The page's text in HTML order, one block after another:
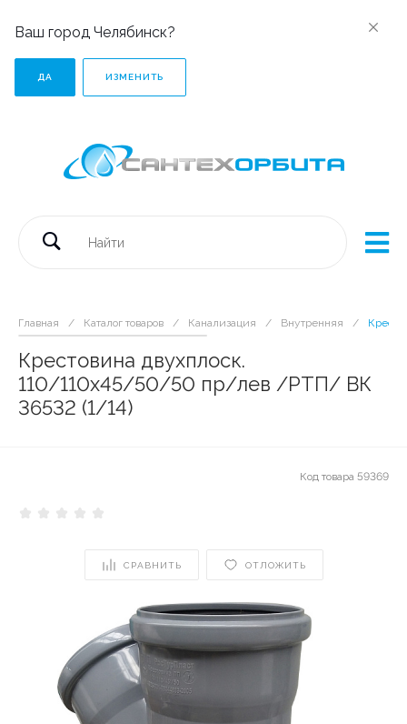
Ваш город Челябинск?
ДА ИЗМЕНИТЬ
Главная / Каталог товаров / Канализация / Внутренняя /
Крестовина двухплоск.
110/110х45/50/50 пр/лев /РТП/ ВК
36532 (1/14)
Код товара 59369
СРАВНИТЬ ОТЛОЖИТЬ